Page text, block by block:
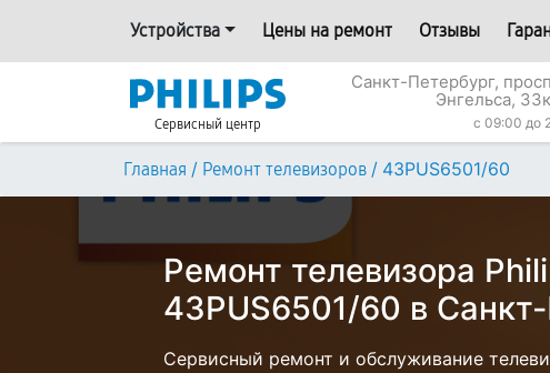
Устройства Цены на ремонт Отзывы
Сервисный центр
Санкт-Петербург,
Энгельса,
c 09:00 до
Главная / Ремонт телевизоров / 43PUS6501/60
Ремонт телевизора
43PUS6501/60 в
Сервисный ремонт и обслуживание